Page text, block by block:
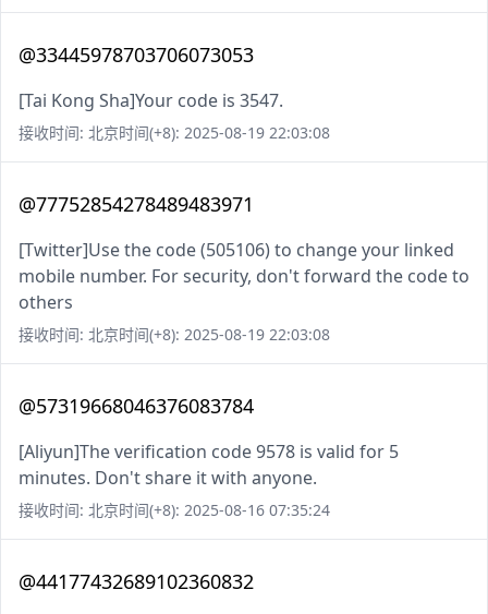
@33445978703706073053
[Tai Kong Sha]Your code is 3547.
接收时间: 北京时间(+8): 2025-08-19 22:03:08
@77752854278489483971
[Twitter]Use the code (505106) to change your linked
mobile number. For security, don't forward the code to
others
接收时间: 北京时间(+8): 2025-08-19 22:03:08
@57319668046376083784
[Aliyun]The verification code 9578 is valid for 5
minutes. Don't share it with anyone.
接收时间: 北京时间(+8): 2025-08-16 07:35:24
@44177432689102360832